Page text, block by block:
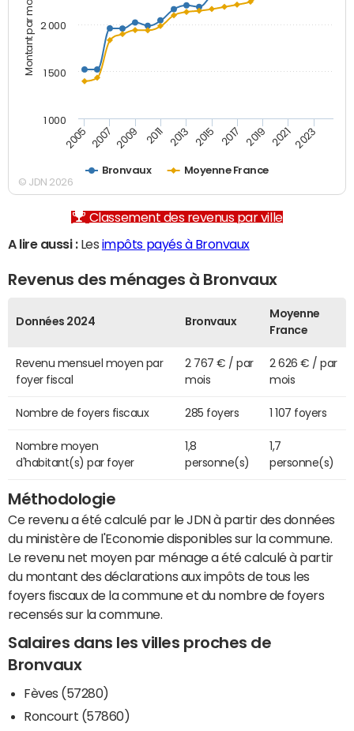
Montant par mois (€)
Bronvaux Moyenne France
2005 2007 2009 2011 2013 2015 2017 2019 2021 2023
1 000
1 500
2 000
© JDN 2026
Classement des revenus par ville
A lire aussi :Les impôts payés à Bronvaux
Revenus des ménages à Bronvaux
Données 2024 Bronvaux
Moyenne
France
Revenu mensuel moyen par
foyer fiscal
2 767 € / par
mois
2 626 € / par
mois
Nombre de foyers fiscaux 285 foyers 1 107 foyers
Nombre moyen
d'habitant(s) par foyer
1,8
personne(s)
1,7
personne(s)
Méthodologie
Ce revenu a été calculé par le JDN à partir des données
du ministère de l'Economie disponibles sur la commune.
Le revenu net moyen par ménage a été calculé à partir
du montant des déclarations aux impôts de tous les
foyers fiscaux de la commune et du nombre de foyers
recensés sur la commune.
Salaires dans les villes proches de
Bronvaux
Fèves (57280)
Roncourt (57860)